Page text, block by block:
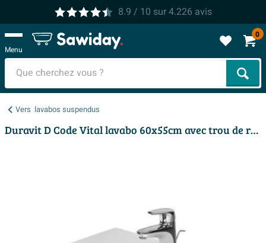
8.9 / 10 sur4.226 avis
Menu
0
Vers lavabos suspendus
Duravit D Code Vital lavabo 60x55cm avec trou de robinet sans trop-plein blanc